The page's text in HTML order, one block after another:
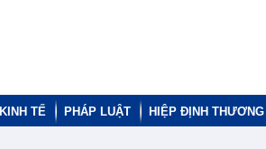
KINH TẾ PHÁP LUẬT HIỆP ĐỊNH THƯƠNG